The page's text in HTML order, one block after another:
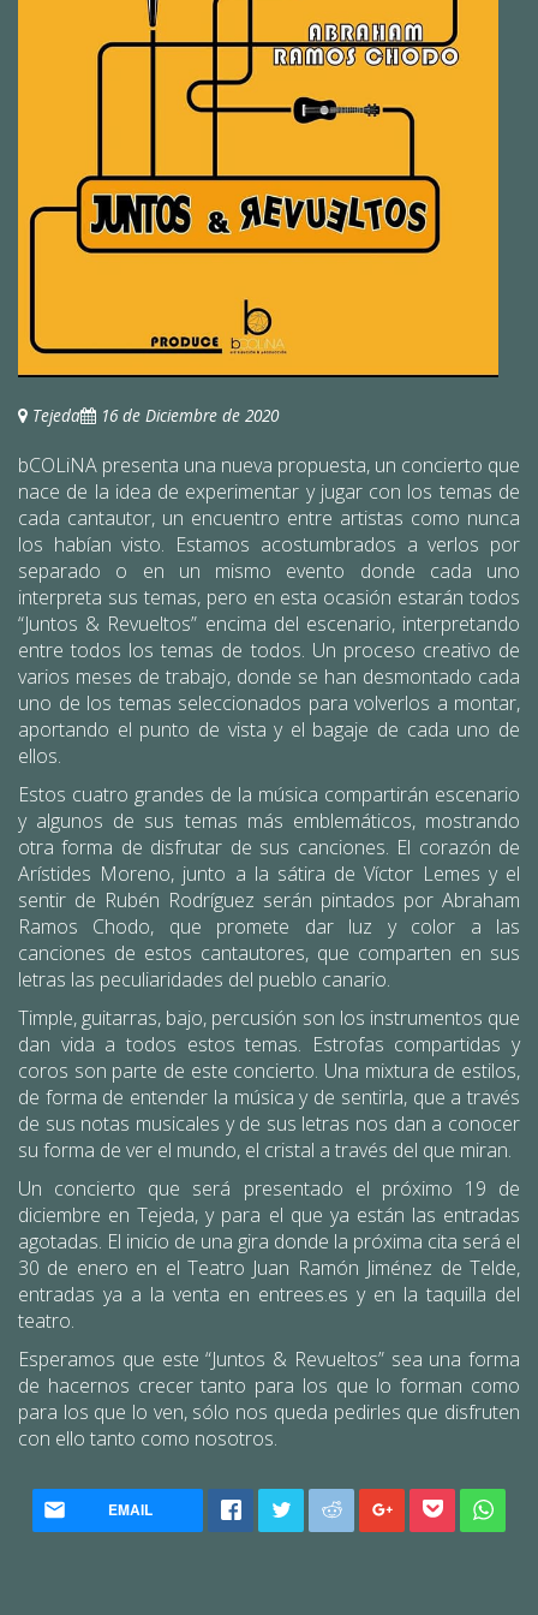
Tejeda 16 de Diciembre de 2020
bCOLiNA presenta una nueva propuesta, un concierto que
nace de la idea de experimentar y jugar con los temas de
cada cantautor, un encuentro entre artistas como nunca
los habían visto. Estamos acostumbrados a verlos por
separado o en un mismo evento donde cada uno
interpreta sus temas, pero en esta ocasión estarán todos
“Juntos & Revueltos” encima del escenario, interpretando
entre todos los temas de todos. Un proceso creativo de
varios meses de trabajo, donde se han desmontado cada
uno de los temas seleccionados para volverlos a montar,
aportando el punto de vista y el bagaje de cada uno de
ellos.
Estos cuatro grandes de la música compartirán escenario
y algunos de sus temas más emblemáticos, mostrando
otra forma de disfrutar de sus canciones. El corazón de
Arístides Moreno, junto a la sátira de Víctor Lemes y el
sentir de Rubén Rodríguez serán pintados por Abraham
Ramos Chodo, que promete dar luz y color a las
canciones de estos cantautores, que comparten en sus
letras las peculiaridades del pueblo canario.
Timple, guitarras, bajo, percusión son los instrumentos que
dan vida a todos estos temas. Estrofas compartidas y
coros son parte de este concierto. Una mixtura de estilos,
de forma de entender la música y de sentirla, que a través
de sus notas musicales y de sus letras nos dan a conocer
su forma de ver el mundo, el cristal a través del que miran.
Un concierto que será presentado el próximo 19 de
diciembre en Tejeda, y para el que ya están las entradas
agotadas. El inicio de una gira donde la próxima cita será el
30 de enero en el Teatro Juan Ramón Jiménez de Telde,
entradas ya a la venta en entrees.es y en la taquilla del
teatro.
Esperamos que este “Juntos & Revueltos” sea una forma
de hacernos crecer tanto para los que lo forman como
para los que lo ven, sólo nos queda pedirles que disfruten
con ello tanto como nosotros.
EMAIL